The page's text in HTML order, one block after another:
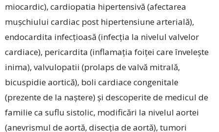
miocardic), cardiopatia hipertensivă (afectarea
mușchiului cardiac post hipertensiune arterială),
endocardita infecțioasă (infecția la nivelul valvelor
cardiace), pericardita (inflamația foiței care învelește
inima), valvulopatii (prolaps de valvă mitrală,
bicuspidie aortică), boli cardiace congenitale
(prezente de la naștere) și descoperite de medicul de
familie ca suflu sistolic, modificări la nivelul aortei
(anevrismul de aortă, disecția de aortă), tumori